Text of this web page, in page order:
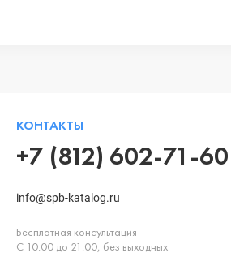
КОНТАКТЫ
+7 (812) 602-71-60
info@spb-katalog.ru
Бесплатная консультация
С 10:00 до 21:00, без выходных